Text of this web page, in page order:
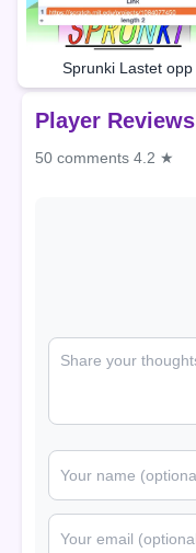
Sprunki Lastet opp
Player Reviews
50 comments 4.2 ★